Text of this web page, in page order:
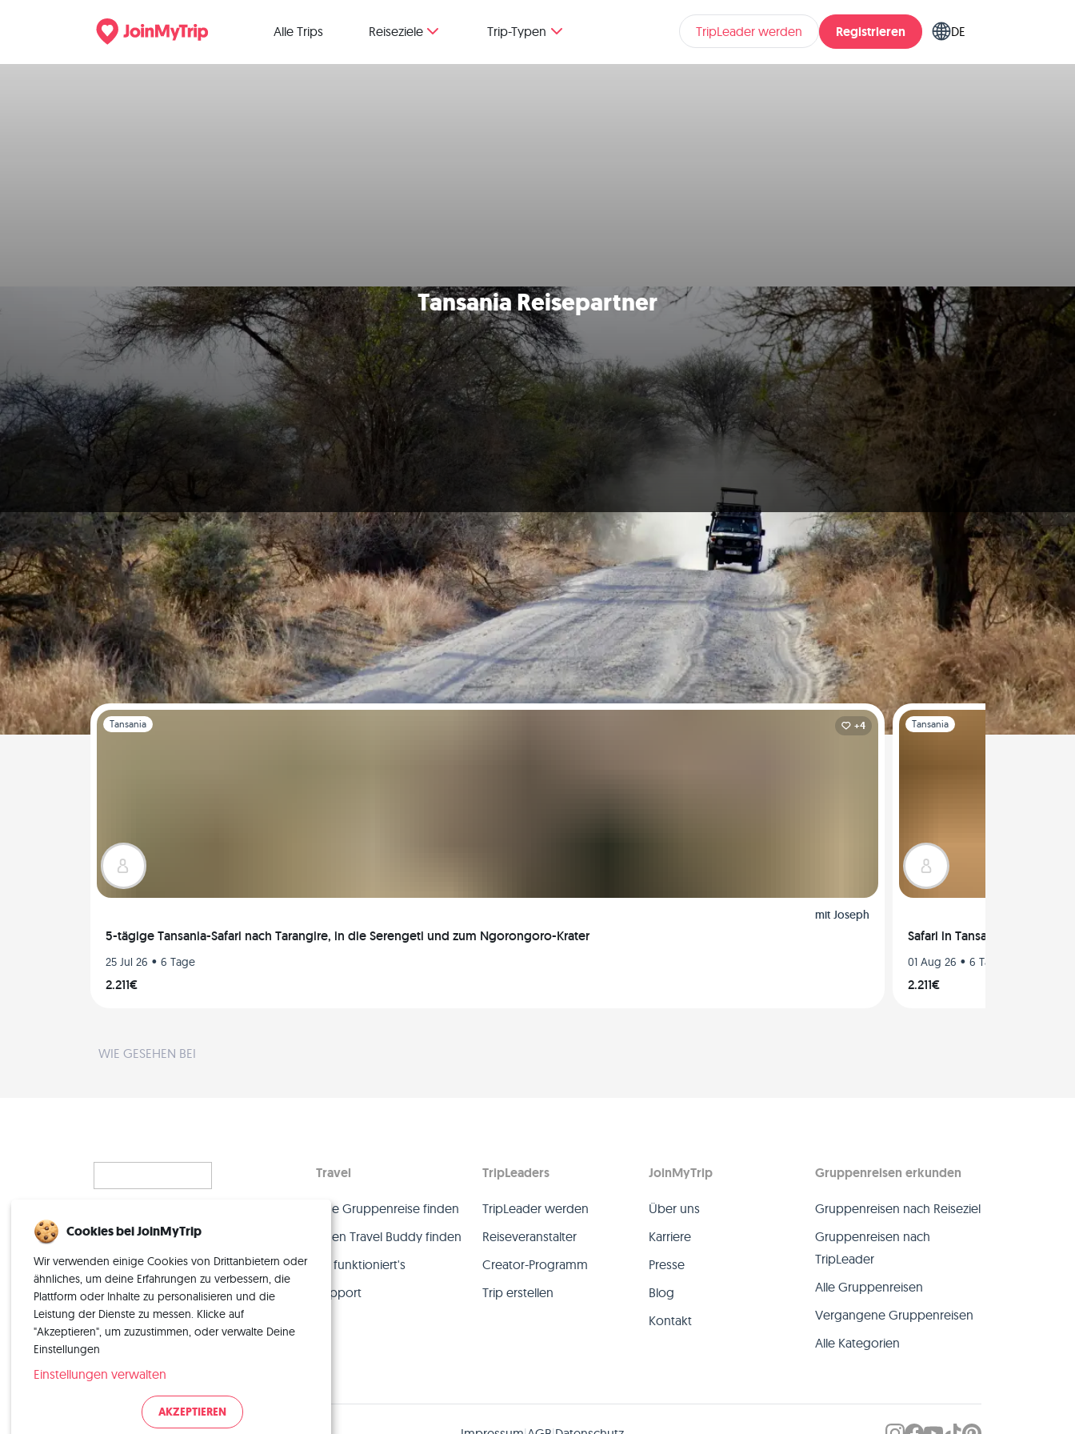
Alle Trips Reiseziele Trip-Typen TripLeader werden Registrieren DE
Tansania Reisepartner
Startseite›Alle Trips›Tansania Reisepartner
Das erste was einem beim Wort Tansania in den Sinn kommt sind Safaris. Suche dir einen Reisepartner für Tansania und erlebe das Abenteuer deines Lebens und geht
zusammen auf Entdeckungstour durch Tansanias Steppen. Kommt Giraffen, Elefanten, Antilopen und Zebras so nah, wie nie zuvor. Besteigt den Kilimanjaro oder legt euch in
den warmen weichen Sand der weißen Strände.
Tansania Reisepartner
Folie 1 von 1
Tansania +4
mit Joseph
5-tägige Tansania-Safari nach Tarangire, in die Serengeti und zum Ngorongoro-Krater
25 Jul 26 • 6 Tage
2.211€
Folie 1 von 1
Tansania
Safari in Tansania:
01 Aug 26 • 6 Tage
2.211€
WIE GESEHEN BEI
– mit der perfekten Crew.
Travel
Eine Gruppenreise finden
Einen Travel Buddy finden
So funktioniert's
Support
TripLeaders
TripLeader werden
Reiseveranstalter
Creator-Programm
Trip erstellen
JoinMyTrip
Über uns
Karriere
Presse
Blog
Kontakt
Gruppenreisen erkunden
Gruppenreisen nach Reiseziel
Gruppenreisen nach
TripLeader
Alle Gruppenreisen
Vergangene Gruppenreisen
Alle Kategorien
Cookies bei JoinMyTrip
Wir verwenden einige Cookies von Drittanbietern oder
ähnliches, um deine Erfahrungen zu verbessern, die
Plattform oder Inhalte zu personalisieren und die
Leistung der Dienste zu messen. Klicke auf
"Akzeptieren", um zuzustimmen, oder verwalte Deine
Einstellungen
Einstellungen verwalten
AKZEPTIEREN